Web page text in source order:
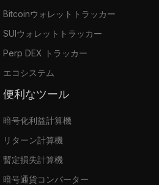
Bitcoinウォレットトラッカー
SUIウォレットトラッカー
Perp DEX トラッカー
エコシステム
便利なツール
暗号化利益計算機
リターン計算機
暫定損失計算機
暗号通貨コンバーター